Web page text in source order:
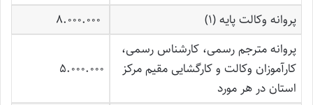
پروانه وکالت پایه (1)
پروانه مترجم رسمی، کارشناس رسمی،
کارآموزان وکالت و کارگشایی مقیم مرکز
استان در هر مورد
5.000.000